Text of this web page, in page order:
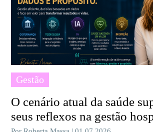
Gestão
O cenário atual da saúde
seus reflexos na gestão